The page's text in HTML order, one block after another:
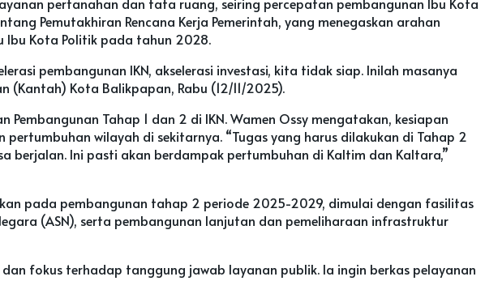
Pemutakhiran Rencana Kerja Pemerintah, yang menegaskan arahan
Ibu Kota Politik pada tahun 2028.
pembangunan IKN, akselerasi investasi, kita tidak siap. Inilah masanya
Kota Balikpapan, Rabu (12/11/2025).
Tahap 1 dan 2 di IKN. Wamen Ossy mengatakan, kesiapan
wilayah di sekitarnya. “Tugas yang harus dilakukan di Tahap 2
Ini pasti akan berdampak pertumbuhan di Kaltim dan Kaltara,”
pada pembangunan tahap 2 periode 2025-2029, dimulai dengan fasilitas
(ASN), serta pembangunan lanjutan dan pemeliharaan infrastruktur
fokus terhadap tanggung jawab layanan publik. Ia ingin berkas pelayanan